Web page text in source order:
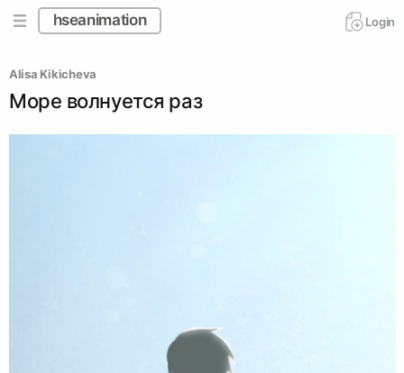
hseanimation Login
Alisa Kikicheva
Море волнуется раз